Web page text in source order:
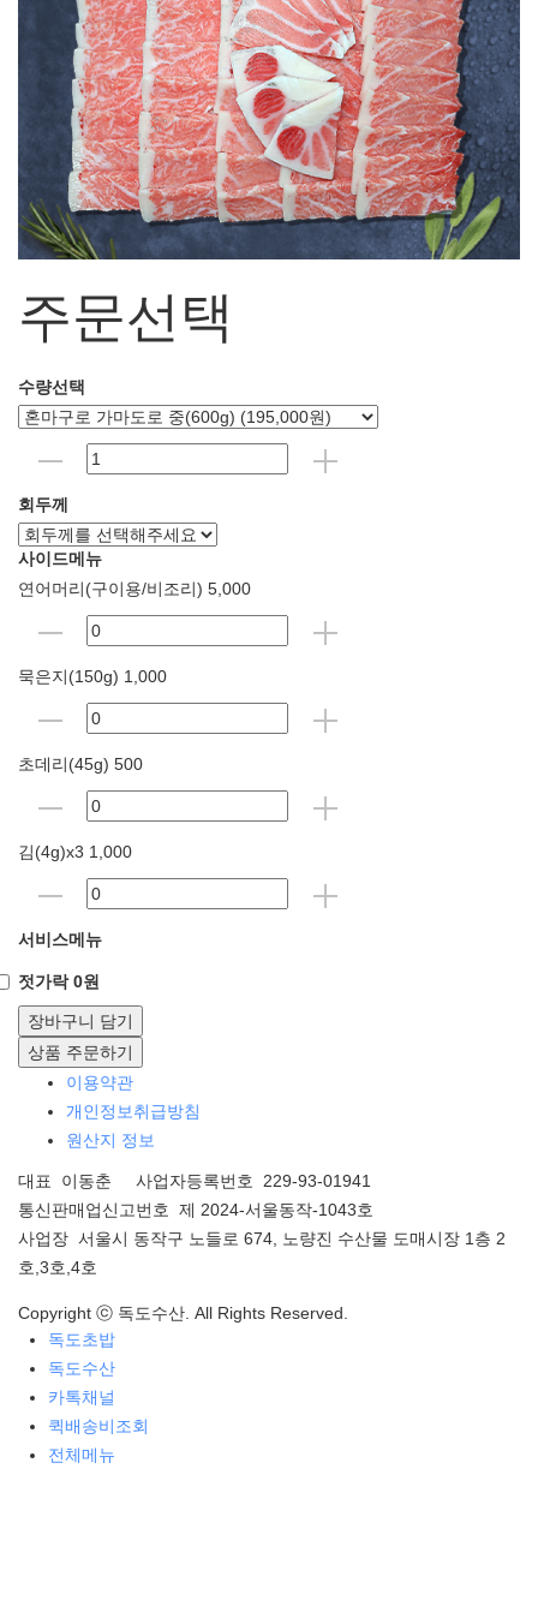
주문선택
수량선택
회두께
사이드메뉴
연어머리(구이용/비조리) 5,000
묵은지(150g) 1,000
초데리(45g) 500
김(4g)x3 1,000
서비스메뉴
젓가락 0원
장바구니 담기
상품 주문하기
이용약관
개인정보취급방침
원산지 정보
대표 이동춘 사업자등록번호 229-93-01941
통신판매업신고번호 제 2024-서울동작-1043호
사업장 서울시 동작구 노들로 674, 노량진 수산물 도매시장 1층 2
호,3호,4호
Copyright ⓒ 독도수산. All Rights Reserved.
독도초밥
독도수산
카톡채널
퀵배송비조회
전체메뉴